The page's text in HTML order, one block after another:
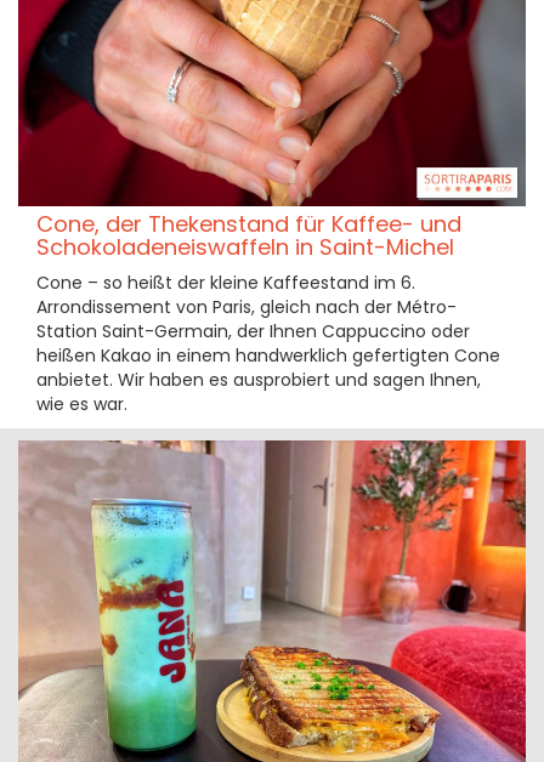
Cone, der Thekenstand für Kaffee- und
Schokoladeneiswaffeln in Saint-Michel
Cone – so heißt der kleine Kaffeestand im 6.
Arrondissement von Paris, gleich nach der Métro-
Station Saint-Germain, der Ihnen Cappuccino oder
heißen Kakao in einem handwerklich gefertigten Cone
anbietet. Wir haben es ausprobiert und sagen Ihnen,
wie es war.